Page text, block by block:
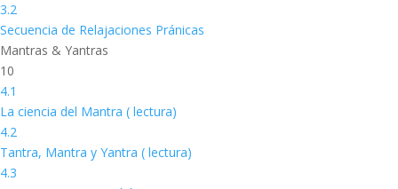
3.2
Secuencia de Relajaciones Pránicas
Mantras & Yantras
10
4.1
La ciencia del Mantra ( lectura)
4.2
Tantra, Mantra y Yantra ( lectura)
4.3